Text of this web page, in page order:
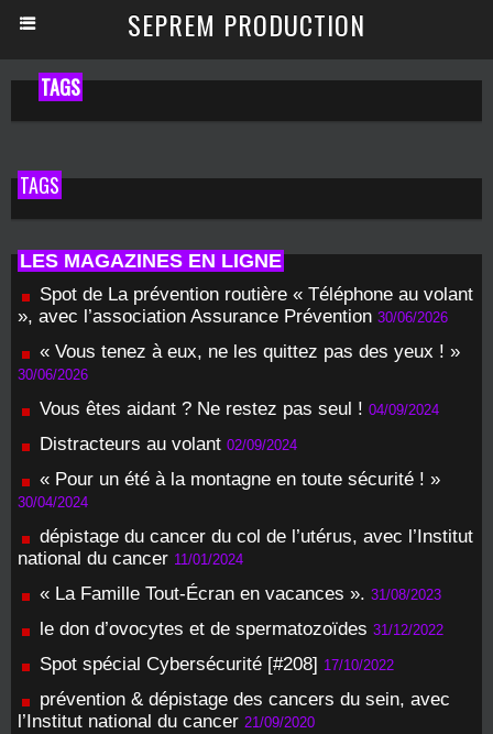
SEPREM PRODUCTION
TAGS
TAGS
LES MAGAZINES EN LIGNE
Spot de La prévention routière « Téléphone au volant
», avec l’association Assurance Prévention 30/06/2026
« Vous tenez à eux, ne les quittez pas des yeux ! »
30/06/2026
Vous êtes aidant ? Ne restez pas seul ! 04/09/2024
Distracteurs au volant 02/09/2024
« Pour un été à la montagne en toute sécurité ! »
30/04/2024
dépistage du cancer du col de l’utérus, avec l’Institut
national du cancer 11/01/2024
« La Famille Tout-Écran en vacances ». 31/08/2023
le don d’ovocytes et de spermatozoïdes 31/12/2022
Spot spécial Cybersécurité [#208] 17/10/2022
prévention & dépistage des cancers du sein, avec
l’Institut national du cancer 21/09/2020